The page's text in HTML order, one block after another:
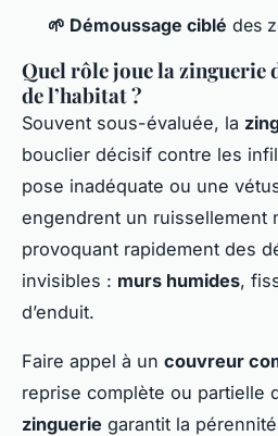
🌱 Démoussage ciblé des
Quel rôle joue la zinguerie
de l’habitat ?
Souvent sous-évaluée, la
bouclier décisif contre les
pose inadéquate ou une
engendrent un ruissellement
provoquant rapidement des
invisibles : murs humides,
d’enduit.
Faire appel à un couvreur
reprise complète ou partielle
zinguerie garantit la